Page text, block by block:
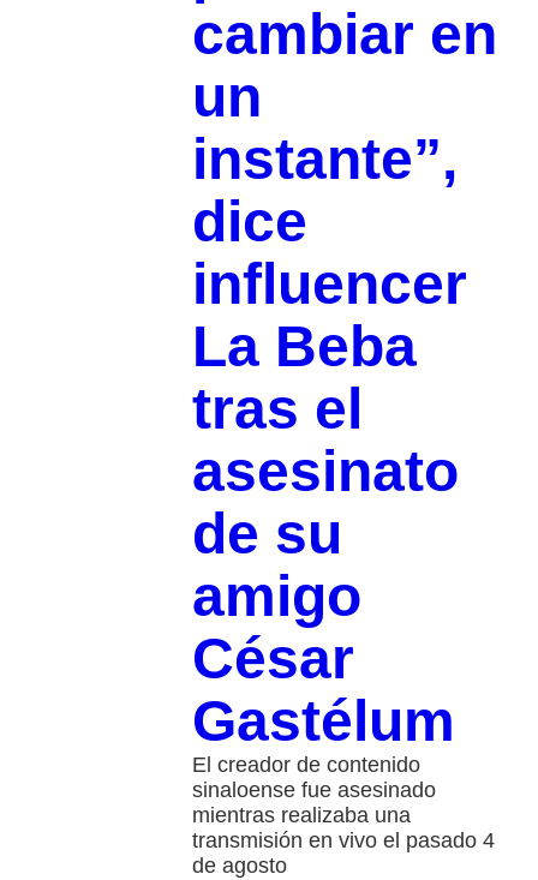
cambiar en
un
instante”,
dice
influencer
La Beba
tras el
asesinato
de su
amigo
César
Gastélum
El creador de contenido
sinaloense fue asesinado
mientras realizaba una
transmisión en vivo el pasado 4
de agosto